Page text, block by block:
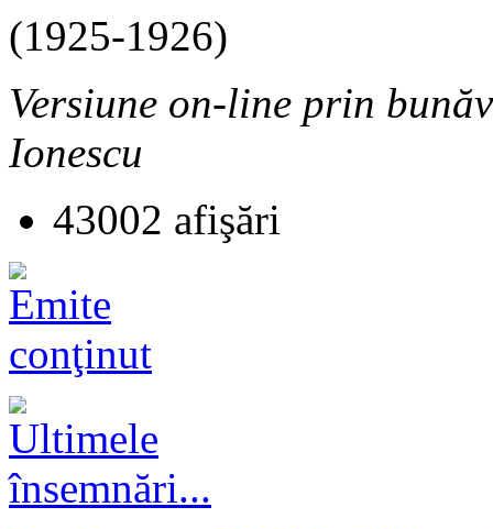
(1925-1926)
Versiune on-line prin
Ionescu
43002 afişări